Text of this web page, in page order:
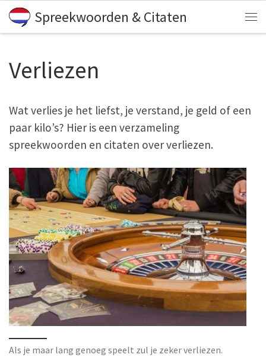
Skip to content
Spreekwoorden & Citaten
Verliezen
Wat verlies je het liefst, je verstand, je geld of een
paar kilo’s? Hier is een verzameling
spreekwoorden en citaten over verliezen.
Als je maar lang genoeg speelt zul je zeker verliezen.